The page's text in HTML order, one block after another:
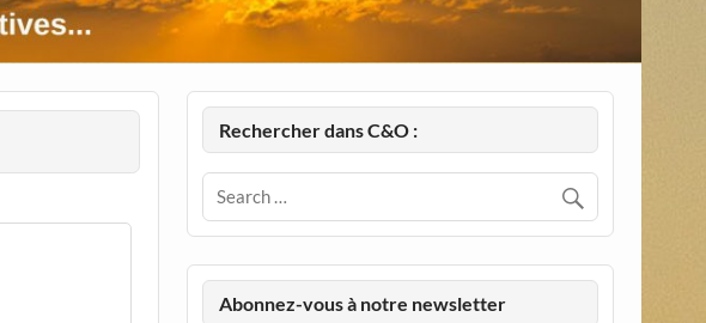
Rechercher dans C&O :
Abonnez-vous à notre newsletter